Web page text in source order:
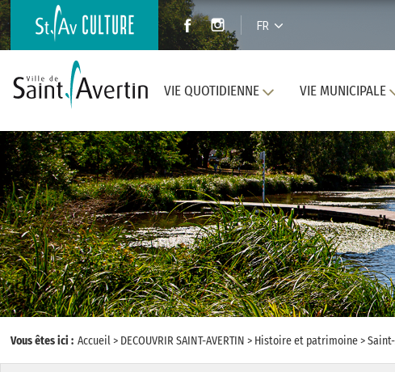
FR
VIE QUOTIDIENNE VIE MUNICIPALE
Vous êtes ici : Accueil> DECOUVRIR SAINT-AVERTIN > Histoire et patrimoine>